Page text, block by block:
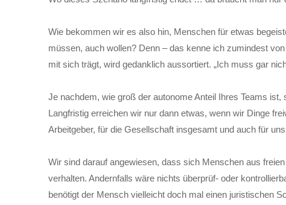
Wie bekommen wir es also hin, Menschen für etwas
müssen, auch wollen? Denn – das kenne ich zumindest
mit sich trägt, wird gedanklich aussortiert. „Ich muss gar
Je nachdem, wie groß der autonome Anteil Ihres Teams
Langfristig erreichen wir nur dann etwas, wenn wir Dinge
Arbeitgeber, für die Gesellschaft insgesamt und auch für
Wir sind darauf angewiesen, dass sich Menschen aus
verhalten. Andernfalls wäre nichts überprüf- oder
benötigt der Mensch vielleicht doch mal einen juristischen